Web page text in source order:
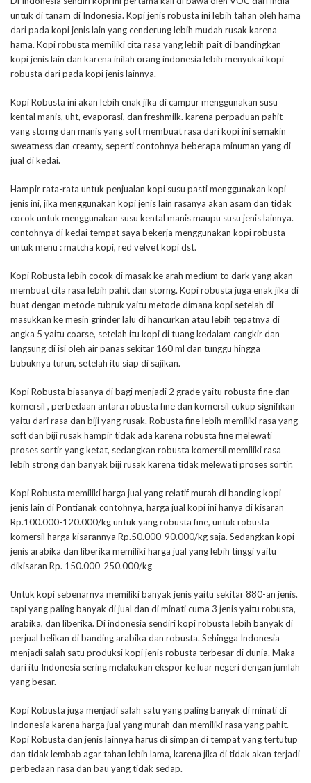
untuk di tanam di Indonesia. Kopi jenis robusta ini lebih tahan oleh hama
dari pada kopi jenis lain yang cenderung lebih mudah rusak karena
hama. Kopi robusta memiliki cita rasa yang lebih pait di bandingkan
kopi jenis lain dan karena inilah orang indonesia lebih menyukai kopi
robusta dari pada kopi jenis lainnya.
Kopi Robusta ini akan lebih enak jika di campur menggunakan susu
kental manis, uht, evaporasi, dan freshmilk. karena perpaduan pahit
yang storng dan manis yang soft membuat rasa dari kopi ini semakin
sweatness dan creamy, seperti contohnya beberapa minuman yang di
jual di kedai.
Hampir rata-rata untuk penjualan kopi susu pasti menggunakan kopi
jenis ini, jika menggunakan kopi jenis lain rasanya akan asam dan tidak
cocok untuk menggunakan susu kental manis maupu susu jenis lainnya.
contohnya di kedai tempat saya bekerja menggunakan kopi robusta
untuk menu : matcha kopi, red velvet kopi dst.
Kopi Robusta lebih cocok di masak ke arah medium to dark yang akan
membuat cita rasa lebih pahit dan storng. Kopi robusta juga enak jika di
buat dengan metode tubruk yaitu metode dimana kopi setelah di
masukkan ke mesin grinder lalu di hancurkan atau lebih tepatnya di
angka 5 yaitu coarse, setelah itu kopi di tuang kedalam cangkir dan
langsung di isi oleh air panas sekitar 160 ml dan tunggu hingga
bubuknya turun, setelah itu siap di sajikan.
Kopi Robusta biasanya di bagi menjadi 2 grade yaitu robusta fine dan
komersil , perbedaan antara robusta fine dan komersil cukup signifikan
yaitu dari rasa dan biji yang rusak. Robusta fine lebih memiliki rasa yang
soft dan biji rusak hampir tidak ada karena robusta fine melewati
proses sortir yang ketat, sedangkan robusta komersil memiliki rasa
lebih strong dan banyak biji rusak karena tidak melewati proses sortir.
Kopi Robusta memiliki harga jual yang relatif murah di banding kopi
jenis lain di Pontianak contohnya, harga jual kopi ini hanya di kisaran
Rp.100.000-120.000/kg untuk yang robusta fine, untuk robusta
komersil harga kisarannya Rp.50.000-90.000/kg saja. Sedangkan kopi
jenis arabika dan liberika memiliki harga jual yang lebih tinggi yaitu
dikisaran Rp. 150.000-250.000/kg
Untuk kopi sebenarnya memiliki banyak jenis yaitu sekitar 880-an jenis.
tapi yang paling banyak di jual dan di minati cuma 3 jenis yaitu robusta,
arabika, dan liberika. Di indonesia sendiri kopi robusta lebih banyak di
perjual belikan di banding arabika dan robusta. Sehingga Indonesia
menjadi salah satu produksi kopi jenis robusta terbesar di dunia. Maka
dari itu Indonesia sering melakukan ekspor ke luar negeri dengan jumlah
yang besar.
Kopi Robusta juga menjadi salah satu yang paling banyak di minati di
Indonesia karena harga jual yang murah dan memiliki rasa yang pahit.
Kopi Robusta dan jenis lainnya harus di simpan di tempat yang tertutup
dan tidak lembab agar tahan lebih lama, karena jika di tidak akan terjadi
perbedaan rasa dan bau yang tidak sedap.